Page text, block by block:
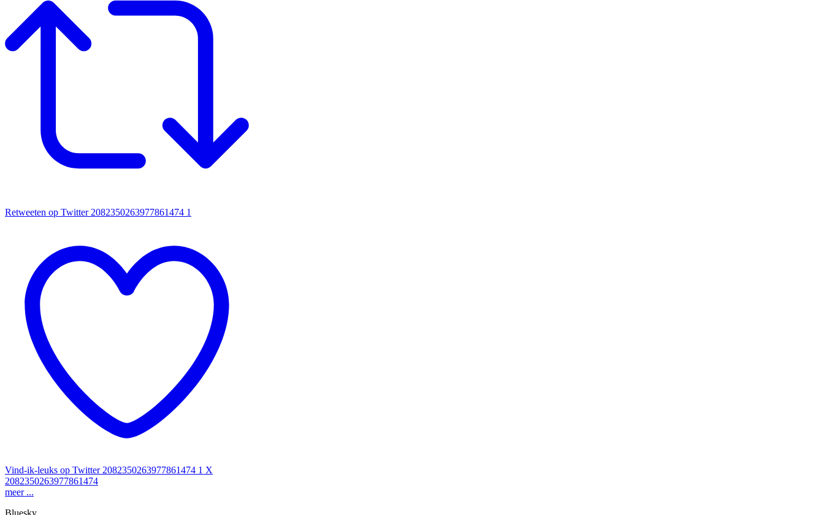
Retweeten op Twitter 2082350263977861474 1
Vind-ik-leuks op Twitter 2082350263977861474 1 X
2082350263977861474
meer ...
Bluesky